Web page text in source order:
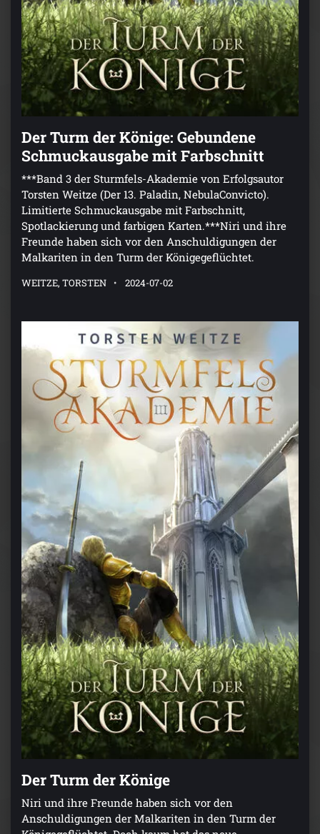
Der Turm der Könige: Gebundene
Schmuckausgabe mit Farbschnitt
***Band 3 der Sturmfels-Akademie von Erfolgsautor
Torsten Weitze (Der 13. Paladin, NebulaConvicto).
Limitierte Schmuckausgabe mit Farbschnitt,
Spotlackierung und farbigen Karten.***Niri und ihre
Freunde haben sich vor den Anschuldigungen der
Malkariten in den Turm der Königegeflüchtet.
WEITZE, TORSTEN 2024-07-02
Der Turm der Könige
Niri und ihre Freunde haben sich vor den
Anschuldigungen der Malkariten in den Turm der